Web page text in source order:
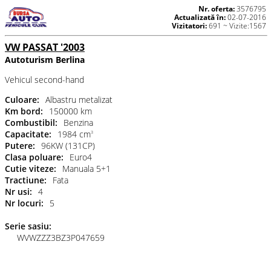
Nr. oferta:3576795
Actualizată în:02-07-2016
Vizitatori:691 ~ Vizite:1567
VW PASSAT '2003
Autoturism Berlina
Vehicul second-hand
Culoare: Albastru metalizat
Km bord:
150000 km
Combustibil:
Benzina
Capacitate:
1984 cm3
Putere: 96KW (131CP)
Clasa poluare:
Euro4
Cutie viteze:
Manuala 5+1
Tractiune:
Fata
Nr usi: 4
Nr locuri:
5
Serie sasiu:
WVWZZZ3BZ3P047659